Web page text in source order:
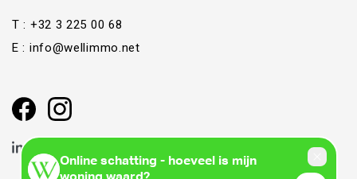
T : +32 3 225 00 68
E : info@wellimmo.net